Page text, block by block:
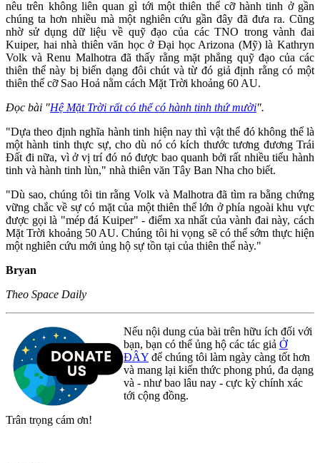
nêu trên không liên quan gì tới một thiên thể cỡ hành tinh ở gần
chúng ta hơn nhiều mà một nghiên cứu gần đây đã đưa ra. Cũng
nhờ sử dụng dữ liệu về quỹ đạo của các TNO trong vành đai
Kuiper, hai nhà thiên văn học ở Đại học Arizona (Mỹ) là Kathryn
Volk và Renu Malhotra đã thấy rằng mặt phẳng quỹ đạo của các
thiên thể này bị biến dạng đôi chút và từ đó giả định rằng có một
thiên thể cỡ Sao Hoả nằm cách Mặt Trời khoảng 60 AU.
Đọc bài "Hệ Mặt Trời rất có thể có hành tinh thứ mười".
"Dựa theo định nghĩa hành tinh hiện nay thì vật thể đó không thể là
một hành tinh thực sự, cho dù nó có kích thước tương đương Trái
Đất đi nữa, vì ở vị trí đó nó được bao quanh bởi rất nhiều tiểu hành
tinh và hành tinh lùn," nhà thiên văn Tây Ban Nha cho biết.
"Dù sao, chúng tôi tin rằng Volk và Malhotra đã tìm ra bằng chứng
vững chắc về sự có mặt của một thiên thể lớn ở phía ngoài khu vực
được gọi là "mép đá Kuiper" - điểm xa nhất của vành đai này, cách
Mặt Trời khoảng 50 AU. Chúng tôi hi vọng sẽ có thể sớm thực hiện
một nghiên cứu mới ủng hộ sự tồn tại của thiên thể này."
Bryan
Theo Space Daily
Nếu nội dung của bài trên hữu ích đối với
bạn, bạn có thể ủng hộ các tác giả Ở
ĐÂY để chúng tôi làm ngày càng tốt hơn
và mang lại kiến thức phong phú, đa dạng
và - như bao lâu nay - cực kỳ chính xác
tới cộng đồng.
Trân trọng cám ơn!